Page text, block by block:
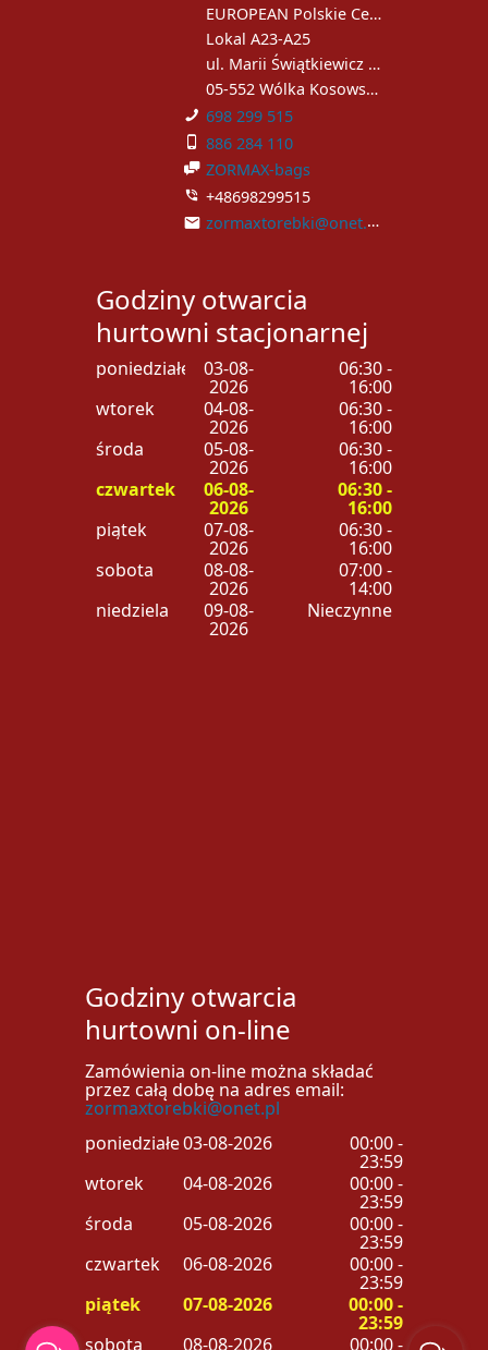
EUROPEAN Polskie Centrum Handlowe
Lokal A23-A25
ul. Marii Świątkiewicz 51
05-552 Wólka Kosowska
698 299 515
886 284 110
ZORMAX-bags
+48698299515
zormaxtorebki@onet.pl
Godziny otwarcia
hurtowni stacjonarnej
poniedziałek 03-08-
2026
06:30 -
16:00
wtorek
04-08-
2026
06:30 -
16:00
środa
05-08-
2026
06:30 -
16:00
czwartek
06-08-
2026
06:30 -
16:00
piątek
07-08-
2026
06:30 -
16:00
sobota
08-08-
2026
07:00 -
14:00
niedziela
09-08-
2026
Nieczynne
Godziny otwarcia
hurtowni on-line
Zamówienia on-line można składać
przez całą dobę na adres email:
zormaxtorebki@onet.pl
poniedziałek03-08-2026 00:00 -
23:59
wtorek
04-08-2026 00:00 -
23:59
środa
05-08-2026 00:00 -
23:59
czwartek
06-08-2026 00:00 -
23:59
piątek
07-08-2026 00:00 -
23:59
sobota
08-08-2026 00:00 -